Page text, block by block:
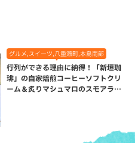
グルメ,スイーツ,八重瀬町,本島南部
行列ができる理由に納得！「新垣珈
琲」の自家焙煎コーヒーソフトクリ
ーム＆炙りマシュマロのスモアラテ